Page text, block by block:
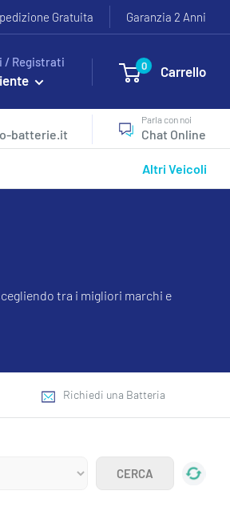
Gratuita Garanzia 2 Anni
/ Registrati 0 Carrello
batterie.it
Parla con noi
Chat Online
Altri Veicoli
tra i migliori marchi e
Richiedi una Batteria